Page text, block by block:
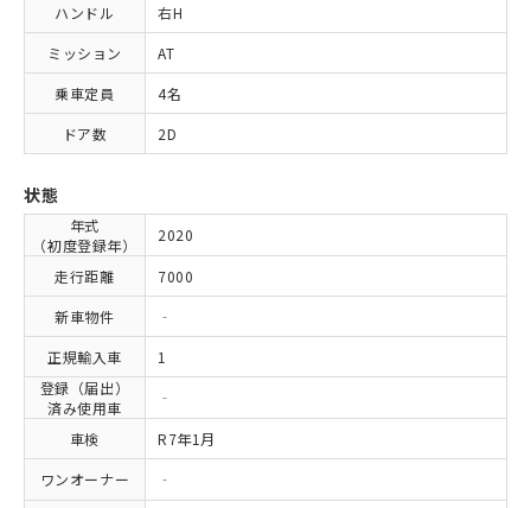
ハンドル
右H
ミッション
AT
乗車定員
4名
ドア数
2D
状態
年式
（初度登録年）
2020
走行距離
7000
新車物件
‐
正規輸入車
1
登録（届出）
済み使用車
‐
車検
R7年1月
ワンオーナー
‐